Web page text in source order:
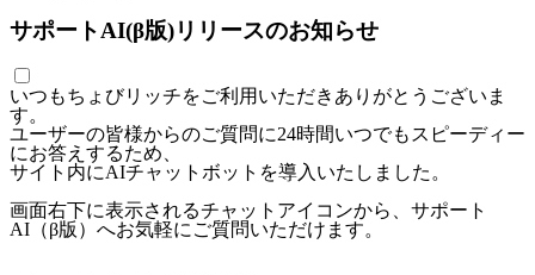
サポートAI(β版)リリースのお知らせ
いつもちょびリッチをご利用いただきありがとうございま
す。
ユーザーの皆様からのご質問に24時間いつでもスピーディー
にお答えするため、
サイト内にAIチャットボットを導入いたしました。
画面右下に表示されるチャットアイコンから、サポート
AI（β版）へお気軽にご質問いただけます。